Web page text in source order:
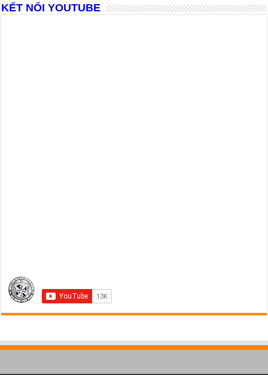
KẾT NỐI YOUTUBE